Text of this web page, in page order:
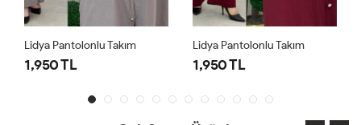
Lidya Pantolonlu Takım
1,950 TL
Lidya Pantolonlu Takım
1,950 TL